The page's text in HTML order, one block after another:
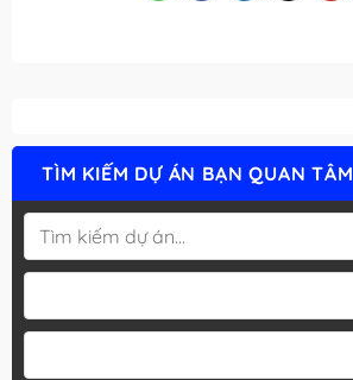
TÌM KIẾM DỰ ÁN BẠN QUAN TÂM